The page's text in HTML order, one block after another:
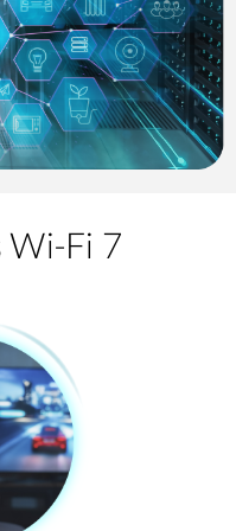
Wi-Fi 7